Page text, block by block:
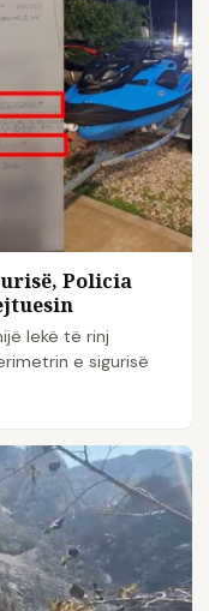
Policia
lekë të rinj
e sigurisë